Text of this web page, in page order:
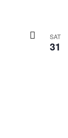
SAT
31